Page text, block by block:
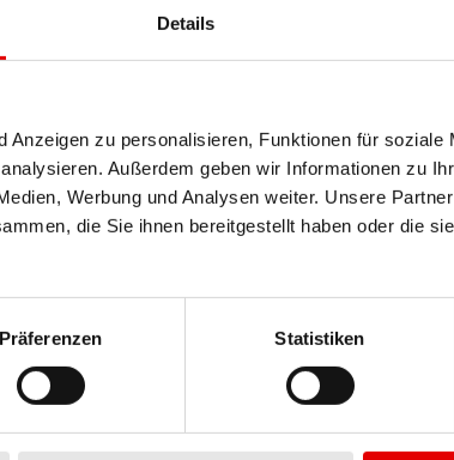
Details
Anzeigen zu personalisieren, Funktionen für soziale
Außerdem geben wir Informationen zu
Werbung und Analysen weiter. Unsere
die Sie ihnen bereitgestellt haben oder die
Präferenzen Statistiken
Aero-Laufräder jetzt